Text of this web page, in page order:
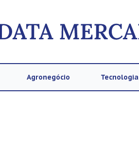
Agronegócio Tecnologia